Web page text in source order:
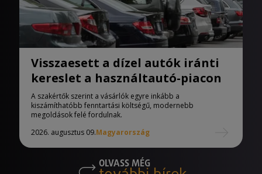
Visszaesett a dízel autók iránti
kereslet a használtautó-piacon
A szakértők szerint a vásárlók egyre inkább a
kiszámíthatóbb fenntartási költségű, modernebb
megoldások felé fordulnak.
2026. augusztus 09.Magyarország
OLVASS MÉG